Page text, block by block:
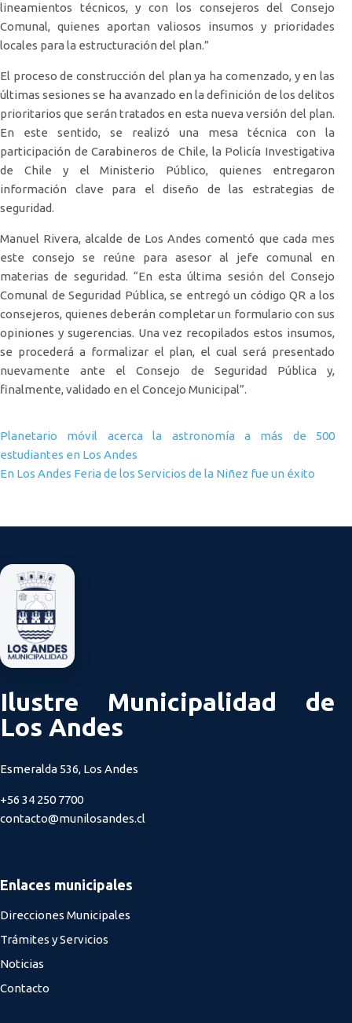
lineamientos técnicos, y con los consejeros del Consejo
Comunal, quienes aportan valiosos insumos y prioridades
locales para la estructuración del plan.”
El proceso de construcción del plan ya ha comenzado, y en las
últimas sesiones se ha avanzado en la definición de los delitos
prioritarios que serán tratados en esta nueva versión del plan.
En este sentido, se realizó una mesa técnica con la
participación de Carabineros de Chile, la Policía Investigativa
de Chile y el Ministerio Público, quienes entregaron
información clave para el diseño de las estrategias de
seguridad.
Manuel Rivera, alcalde de Los Andes comentó que cada mes
este consejo se reúne para asesor al jefe comunal en
materias de seguridad. “En esta última sesión del Consejo
Comunal de Seguridad Pública, se entregó un código QR a los
consejeros, quienes deberán completar un formulario con sus
opiniones y sugerencias. Una vez recopilados estos insumos,
se procederá a formalizar el plan, el cual será presentado
nuevamente ante el Consejo de Seguridad Pública y,
finalmente, validado en el Concejo Municipal”.
Navegación de entradas
Planetario móvil acerca la astronomía a más de 500
estudiantes en Los Andes
En Los Andes Feria de los Servicios de la Niñez fue un éxito
Ilustre Municipalidad de
Los Andes
Esmeralda 536, Los Andes
+56 34 250 7700
contacto@munilosandes.cl
Enlaces municipales
Direcciones Municipales
Trámites y Servicios
Noticias
Contacto